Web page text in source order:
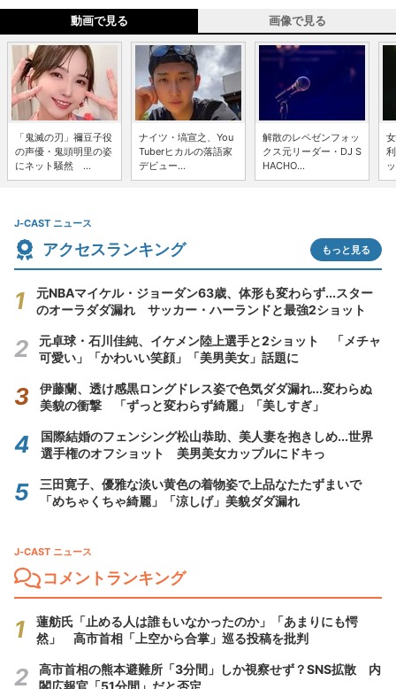
動画で見る 画像で見る
「鬼滅の刃」禰豆子役
の声優・鬼頭明里の姿
にネット騒然 ...
ナイツ・塙宣之、You
Tuberヒカルの落語家
デビュー...
解散のレペゼンフォッ
クス元リーダー・DJ S
HACHO...
J-CAST ニュース
アクセスランキング もっと見る
元NBAマイケル・ジョーダン63歳、体形も変わらず...スター
のオーラダダ漏れ サッカー・ハーランドと最強2ショット
元卓球・石川佳純、イケメン陸上選手と2ショット 「メチャ
可愛い」「かわいい笑顔」「美男美女」話題に
伊藤蘭、透け感黒ロングドレス姿で色気ダダ漏れ...変わらぬ
美貌の衝撃 「ずっと変わらず綺麗」「美しすぎ」
国際結婚のフェンシング松山恭助、美人妻を抱きしめ...世界
選手権のオフショット 美男美女カップルにドキっ
三田寛子、優雅な淡い黄色の着物姿で上品なたたずまいで
「めちゃくちゃ綺麗」「涼しげ」美貌ダダ漏れ
J-CAST ニュース
コメントランキング
蓮舫氏「止める人は誰もいなかったのか」「あまりにも愕
然」 高市首相「上空から合掌」巡る投稿を批判
高市首相の熊本避難所「3分間」しか視察せず？SNS拡散 内